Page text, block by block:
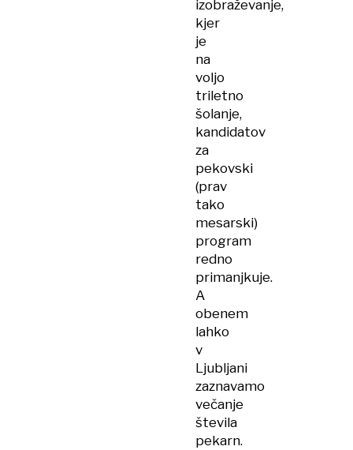
izobraževanje,
kjer
je
na
voljo
triletno
šolanje,
kandidatov
za
pekovski
(prav
tako
mesarski)
program
redno
primanjkuje.
A
obenem
lahko
v
Ljubljani
zaznavamo
večanje
števila
pekarn.